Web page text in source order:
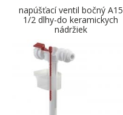
napúšťací ventil bočný A15
1/2 dlhy-do keramickych
nádržiek